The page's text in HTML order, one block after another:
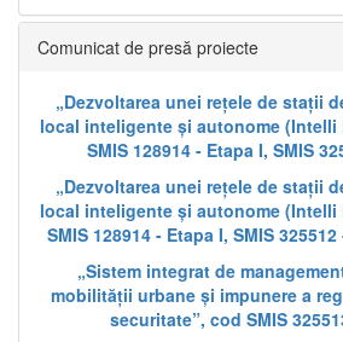
Comunicat de presă proiecte
„Dezvoltarea unei rețele de stații
local inteligente și autonome (Intelli
SMIS 128914 - Etapa I, SMIS
„Dezvoltarea unei rețele de stații
local inteligente și autonome (Intelli
SMIS 128914 - Etapa I, SMIS
„Sistem integrat de
mobilității urbane și impunere a
securitate”, cod SMIS